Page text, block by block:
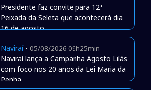
Presidente faz convite para 12ª
Peixada da Seleta que acontecerá dia
16 de agosto
Naviraí- 05/08/2026 09h25min
Naviraí lança a Campanha Agosto Lilás
com foco nos 20 anos da Lei Maria da
Penha